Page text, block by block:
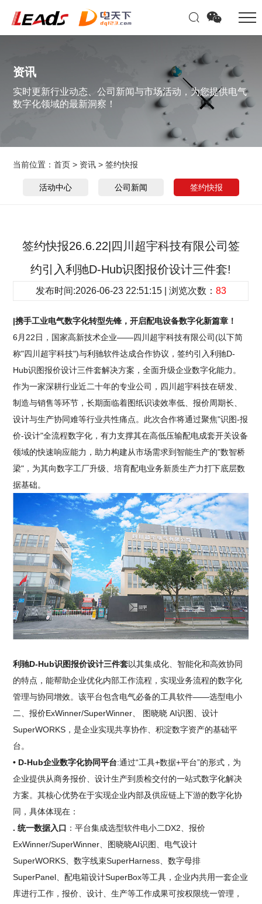
资讯
实时更新行业动态、公司新闻与市场活动，为您提供电气
数字化领域的最新洞察！
当前位置：首页 > 资讯 >签约快报
活动中心 公司新闻 签约快报
签约快报26.6.22|四川超宇科技有限公司签
约引入利驰D-Hub识图报价设计三件套!
发布时间:2026-06-23 22:51:15 | 浏览次数： 83
|携手工业电气数字化转型先锋，开启配电设备数字化新篇章！
6月22日，国家高新技术企业——四川超宇科技有限公司(以下简
称"四川超宇科技")与利驰软件达成合作协议，签约引入利驰D-
Hub识图报价设计三件套解决方案，全面升级企业数字化能力。
作为一家深耕行业近二十年的专业公司，四川超宇科技在研发、
制造与销售等环节，长期面临着图纸识读效率低、报价周期长、
设计与生产协同难等行业共性痛点。此次合作将通过聚焦"识图-报
价-设计"全流程数字化，有力支撑其在高低压输配电成套开关设备
领域的快速响应能力，助力构建从市场需求到智能生产的"数智桥
梁"，为其向数字工厂升级、培育配电业务新质生产力打下底层数
据基础。
利驰D-Hub识图报价设计三件套以其集成化、智能化和高效协同
的特点，能帮助企业优化内部工作流程，实现业务流程的数字化
管理与协同增效。该平台包含电气必备的工具软件——选型电小
二、报价ExWinner/SuperWinner、 图晓晓 AI识图、设计
SuperWORKS，是企业实现共享协作、积淀数字资产的基础平
台。
• D-Hub企业数字化协同平台:通过“工具+数据+平台”的形式，为
企业提供从商务报价、设计生产到质检交付的一站式数字化解决
方案。其核心优势在于实现企业内部及供应链上下游的数字化协
同，具体体现在：
. 统一数据入口 ：平台集成选型软件电小二DX2、报价
ExWinner/SuperWinner、图晓晓AI识图、电气设计
SuperWORKS、数字线束SuperHarness、数字母排
SuperPanel、配电箱设计SuperBox等工具，企业内共用一套企业
库进行工作，报价、设计、生产等工作成果可按权限统一管理，